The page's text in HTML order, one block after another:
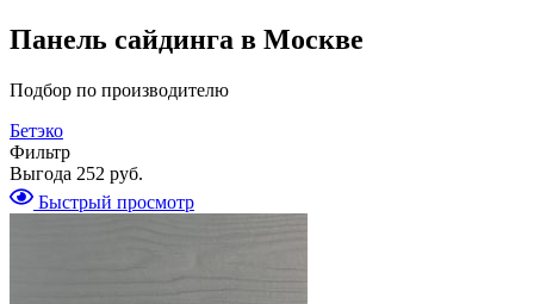
Панель сайдинга в Москве
Подбор по производителю
Бетэко
Фильтр
Выгода 252 руб.
Быстрый просмотр